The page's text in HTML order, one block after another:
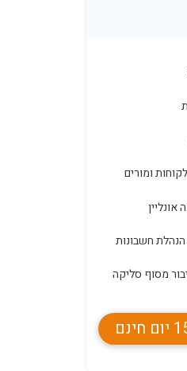
ומורים
חשבונות
מסוף סליקה